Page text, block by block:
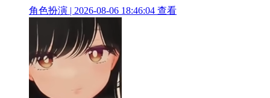
角色扮演 | 2026-08-06 18:46:04 查看